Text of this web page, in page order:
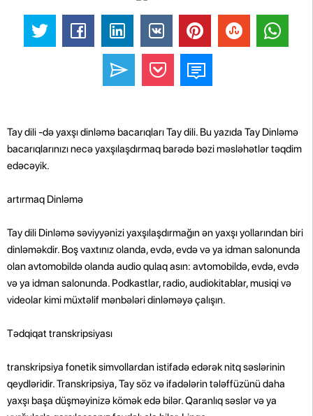
Tay dili -də yaxşı dinləmə bacarıqları Tay dili. Bu yazıda Tay Dinləmə
bacarıqlarınızı necə yaxşılaşdırmaq barədə bəzi məsləhətlər təqdim
edəcəyik.
artırmaq Dinləmə
Tay dili Dinləmə səviyyənizi yaxşılaşdırmağın ən yaxşı yollarından biri
dinləməkdir. Boş vaxtınız olanda, evdə, evdə və ya idman salonunda
olan avtomobildə olanda audio qulaq asın: avtomobildə, evdə, evdə
və ya idman salonunda. Podkastlar, radio, audiokitablar, musiqi və
videolar kimi müxtəlif mənbələri dinləməyə çalışın.
Tədqiqat transkripsiyası
transkripsiya fonetik simvollardan istifadə edərək nitq səslərinin
qeydləridir. Transkripsiya, Tay söz və ifadələrin tələffüzünü daha
yaxşı başa düşməyinizə kömək edə bilər. Qaranlıq səslər və ya